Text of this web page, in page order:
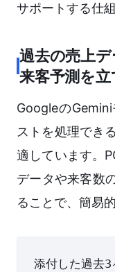
サポートする仕
過去の売上デ
来客予測を
Googleの
ストを処理でき
適しています。
データや来客数
ることで、簡易
添付した過去3